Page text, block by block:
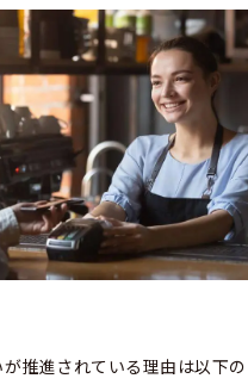
推進されている理由は以下